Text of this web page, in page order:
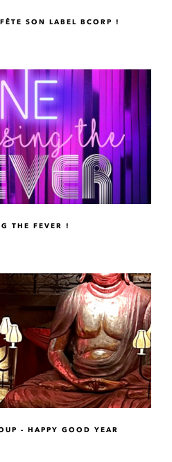
SON LABEL BCORP !
THE FEVER !
- HAPPY GOOD YEAR